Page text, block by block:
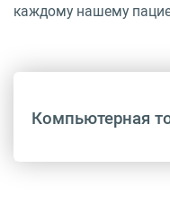
каждому нашему
Компьютерная